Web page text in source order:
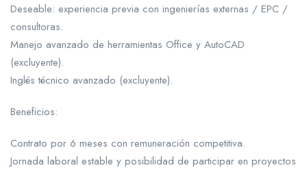
Deseable: experiencia previa con ingenierías externas / EPC /
consultoras.
Manejo avanzado de herramientas Office y AutoCAD
(excluyente).
Inglés técnico avanzado (excluyente).
Beneficios:
Contrato por 6 meses con remuneración competitiva.
Jornada laboral estable y posibilidad de participar en proyectos